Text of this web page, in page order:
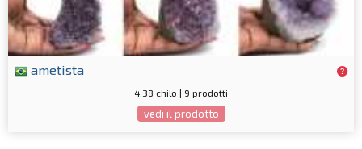
ametista
4.38 chilo | 9 prodotti
vedi il prodotto